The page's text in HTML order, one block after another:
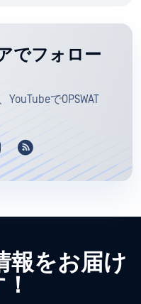
でフォロー
でOPSWAT
報をお届け